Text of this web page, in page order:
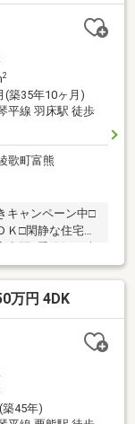
まい探しをお手
い！
2
(築35年10ヶ月)
平線 羽床駅 徒歩
歌町富熊
キャンペーン中□
□閑静な住宅街
空間□季節毎に違
件にご興味があ
お願いいたしま
川県三豊市豊中
９：００（営業
対応しておりま
時をお伝えいた
万円 4DK
築45年)